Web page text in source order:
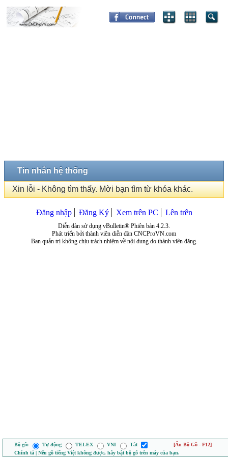
Tin nhắn hệ thống
Xin lỗi - Không tìm thấy. Mời bạn tìm từ khóa khác.
Đăng nhập Đăng Ký Xem trên PC Lên trên
Diễn đàn sử dụng vBulletin® Phiên bản 4.2.3.
Phát triển bởi thành viên diễn đàn CNCProVN.com
Ban quản trị không chịu trách nhiệm về nội dung do thành viên đăng.
Bộ gõ: Tự động TELEX VNI Tắt
[Ẩn Bộ Gõ - F12]
Chính tả | Nếu gõ tiếng Việt không được, hãy bật bộ gõ trên máy của bạn.